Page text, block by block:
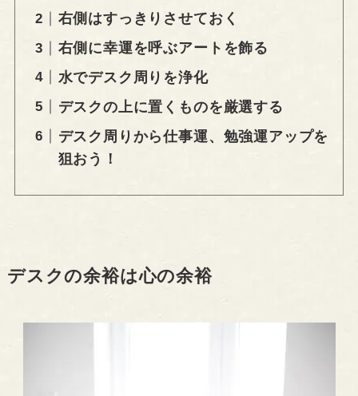
右側はすっきりさせておく
右側に幸運を呼ぶアートを飾る
水でデスク周りを浄化
デスクの上に置くものを厳選する
デスク周りから仕事運、勉強運アップを
狙おう！
デスクの余裕は心の余裕